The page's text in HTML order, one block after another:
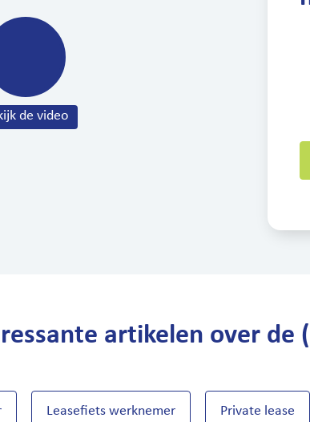
artikelen over de
Leasefiets werknemer Private lease